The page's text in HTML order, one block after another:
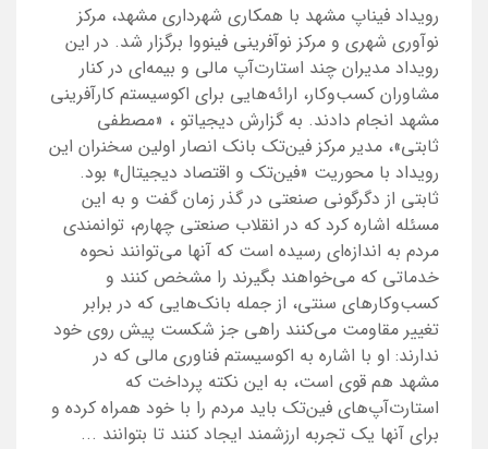
رویداد فیناپ مشهد با همکاری شهرداری مشهد، مرکز
نوآوری شهری و مرکز نوآفرینی فینووا برگزار شد. در این
رویداد مدیران چند استارت‌آپ مالی و بیمه‌ای در کنار
مشاوران کسب‌وکار، ارائه‌هایی برای اکوسیستم کارآفرینی
مشهد انجام دادند. به گزارش دیجیاتو ، «مصطفی
ثابتی»، مدیر مرکز فین‌تک بانک انصار اولین سخنران این
رویداد با محوریت «فین‌تک و اقتصاد دیجیتال» بود.
ثابتی از دگرگونی صنعتی در گذر زمان گفت و به این
مسئله اشاره کرد که در انقلاب صنعتی چهارم، توانمندی
مردم به اندازه‌ای رسیده‌ است که آنها می‌توانند نحوه
خدماتی که می‌خواهند بگیرند را مشخص کنند و
کسب‌وکارهای سنتی، از جمله بانک‌هایی که در برابر
تغییر مقاومت می‌کنند راهی جز شکست پیش روی خود
ندارند: او با اشاره به اکوسیستم فناوری مالی که در
مشهد هم قوی است، به این نکته پرداخت که
استارت‌آپ‌های فین‌تک باید مردم را با خود همراه کرده و
برای آنها یک تجربه ارزشمند ایجاد کنند تا بتوانند ...